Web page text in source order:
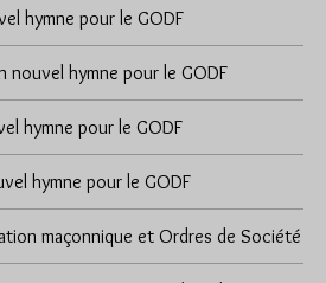
hymne pour le GODF
nouvel hymne pour le GODF
hymne pour le GODF
hymne pour le GODF
maçonnique et Ordres de Société